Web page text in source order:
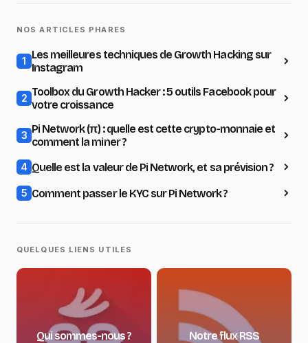
NOS ARTICLES PHARES
1 Les meilleures techniques de Growth Hacking sur
Instagram
2 Toolbox du Growth Hacker : 5 outils Facebook pour
votre croissance
3 Pi Network (π) : quelle est cette crypto-monnaie et
comment la miner ?
4 Quelle est la valeur de Pi Network, et sa prévision ?
5 Comment passer le KYC sur Pi Network ?
QUELQUES LIENS UTILES
Qui sommes-nous ? Notre flux RSS